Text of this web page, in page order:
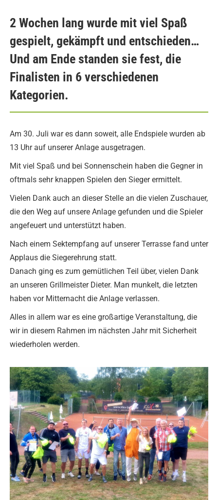
2 Wochen lang wurde mit viel Spaß
gespielt, gekämpft und entschieden…
Und am Ende standen sie fest, die
Finalisten in 6 verschiedenen
Kategorien.
Am 30. Juli war es dann soweit, alle Endspiele wurden ab
13 Uhr auf unserer Anlage ausgetragen.
Mit viel Spaß und bei Sonnenschein haben die Gegner in
oftmals sehr knappen Spielen den Sieger ermittelt.
Vielen Dank auch an dieser Stelle an die vielen Zuschauer,
die den Weg auf unsere Anlage gefunden und die Spieler
angefeuert und unterstützt haben.
Nach einem Sektempfang auf unserer Terrasse fand unter
Applaus die Siegerehrung statt.
Danach ging es zum gemütlichen Teil über, vielen Dank
an unseren Grillmeister Dieter. Man munkelt, die letzten
haben vor Mitternacht die Anlage verlassen.
Alles in allem war es eine großartige Veranstaltung, die
wir in diesem Rahmen im nächsten Jahr mit Sicherheit
wiederholen werden.